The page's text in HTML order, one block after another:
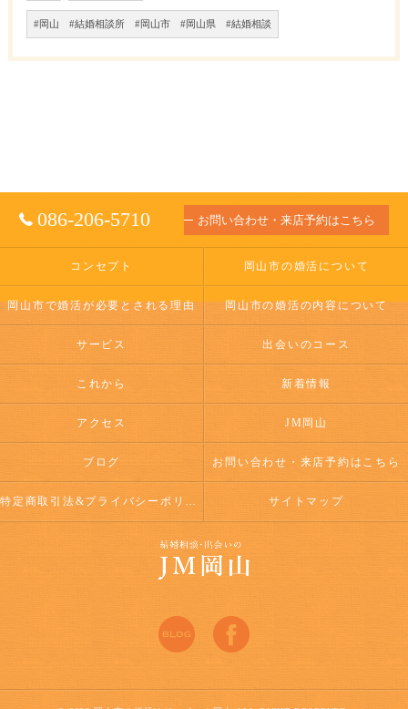
#岡山 #結婚相談所 #岡山市 #岡山県 #結婚相談
086-206-5710 お問い合わせ・来店予約はこちら
コンセプト 岡山市の婚活について
岡山市で婚活が必要とされる理由 岡山市の婚活の内容について
サービス 出会いのコース
これから 新着情報
アクセス JM岡山
ブログ お問い合わせ・来店予約はこちら
特定商取引法&プライバシーポリシー サイトマップ